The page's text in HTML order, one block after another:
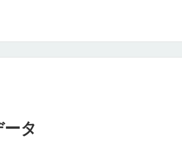
タ